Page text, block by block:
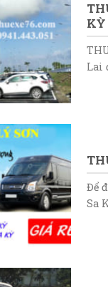
KỲ
Lai
Để
Sa